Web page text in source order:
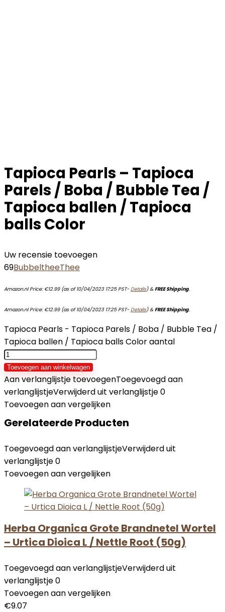
Tapioca Pearls – Tapioca
Parels / Boba / Bubble Tea /
Tapioca ballen / Tapioca
balls Color
Uw recensie toevoegen
69BubbeltheeThee
Amazon.nl Price: €12.99(as of 10/04/2023 17:25 PST-Details)&FREE Shipping.
Amazon.nl Price: €12.99(as of 10/04/2023 17:25 PST-Details)&FREE Shipping.
Tapioca Pearls - Tapioca Parels / Boba / Bubble Tea /
Tapioca ballen / Tapioca balls Color aantal
Toevoegen aan winkelwagen
Aan verlanglijstje toevoegenToegevoegd aan
verlanglijstjeVerwijderd uit verlanglijstje0
Toevoegen aan vergelijken
Gerelateerde Producten
Toegevoegd aan verlanglijstjeVerwijderd uit
verlanglijstje0
Toevoegen aan vergelijken
Herba Organica Grote Brandnetel Wortel
– Urtica Dioica L / Nettle Root (50g)
Toegevoegd aan verlanglijstjeVerwijderd uit
verlanglijstje0
Toevoegen aan vergelijken
€9.07